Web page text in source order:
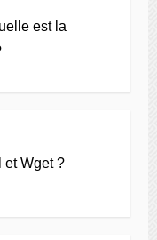
est la
et Wget ?